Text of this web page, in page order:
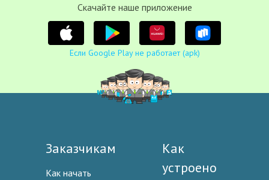
Cкачайте наше приложение
Если Google Play не работает (apk)
Заказчикам
Как начать
Как
устроено